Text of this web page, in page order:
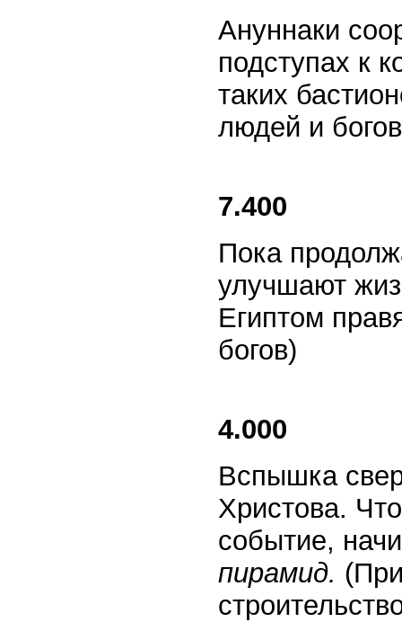
Ануннаки
подступах к
таких
людей и
7.400
Пока
улучшают
Египтом
богов)
4.000
Вспышка
Христова.
событие,
пирамид.